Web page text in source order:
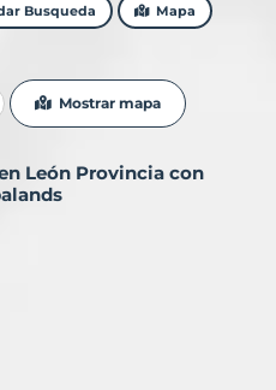
Busqueda Mapa
Mostrar mapa
León Provincia con